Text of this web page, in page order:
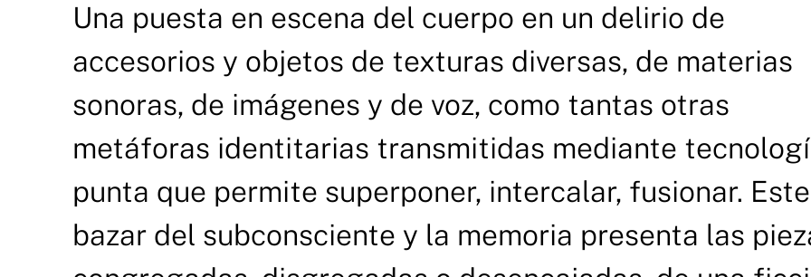
Una puesta en escena del cuerpo en un delirio de
accesorios y objetos de texturas diversas, de materias
sonoras, de imágenes y de voz, como tantas otras
metáforas identitarias transmitidas mediante
punta que permite superponer, intercalar, fusionar. Este
bazar del subconsciente y la memoria presenta las